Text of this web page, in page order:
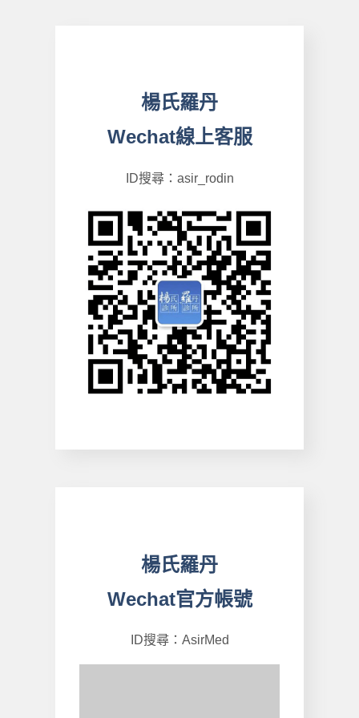
楊氏羅丹
Wechat線上客服
ID搜尋：asir_rodin
楊氏羅丹
Wechat官方帳號
ID搜尋：AsirMed